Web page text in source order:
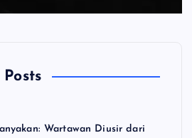
Wartawan Diusir dari